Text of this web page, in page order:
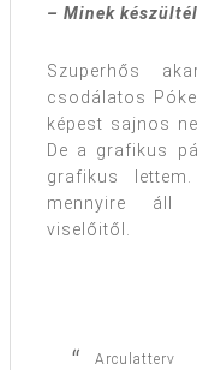
– Minek
Szuperhős
csodálatos
képest sajnos
De a grafikus
grafikus
mennyire áll
viselőitől.
Arculatterv